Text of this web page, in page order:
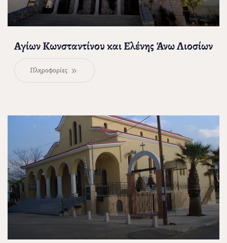
Αγίων Κωνσταντίνου και Ελένης Άνω Λιοσίων
Πληροφορίες